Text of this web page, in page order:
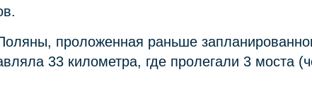
проложенная раньше
33 километра, где пролегали 3 моста